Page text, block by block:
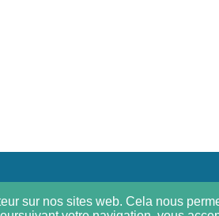
sur nos sites web. Cela nous